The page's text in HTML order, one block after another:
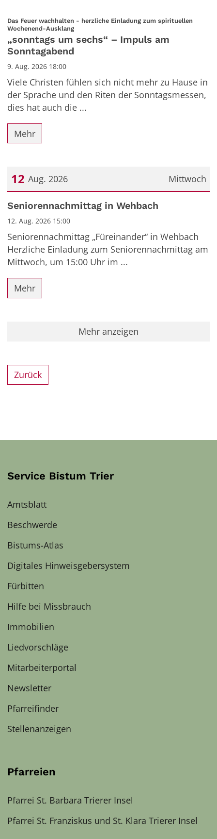
Das Feuer wachhalten - herzliche Einladung zum spirituellen
Wochenend-Ausklang:
„sonntags um sechs“ – Impuls am
Sonntagabend
9. Aug. 2026 18:00
Viele Christen fühlen sich nicht mehr zu Hause in
der Sprache und den Riten der Sonntagsmessen,
dies hat auch die ...
Mehr
Mittwoch
12 Aug. 2026
Datum: 12. August 2026
Seniorennachmittag in Wehbach
12. Aug. 2026 15:00
Seniorennachmittag „Füreinander“ in Wehbach
Herzliche Einladung zum Seniorennachmittag am
Mittwoch, um 15:00 Uhr im ...
Mehr
Mehr anzeigen
Zurück
Service Bistum Trier
Amtsblatt
Beschwerde
Bistums-Atlas
Digitales Hinweisgebersystem
Fürbitten
Hilfe bei Missbrauch
Immobilien
Liedvorschläge
Mitarbeiterportal
Newsletter
Pfarreifinder
Stellenanzeigen
Pfarreien
Pfarrei St. Barbara Trierer Insel
Pfarrei St. Franziskus und St. Klara Trierer Insel